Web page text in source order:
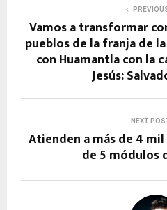
Vamos a transformar
pueblos de la franja de
con Huamantla con la
Jesús:
NEXT
Atienden a más de 4
de 5 módulos